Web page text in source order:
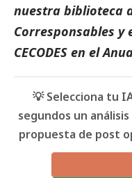
nuestra biblioteca
Corresponsables y
CECODES en el
💡 Selecciona tu
segundos un
propuesta de post